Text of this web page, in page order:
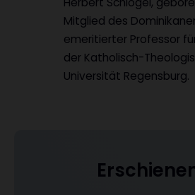
Mitglied des
emeritierter Professor
der Katholisch-
Universität Regensburg.